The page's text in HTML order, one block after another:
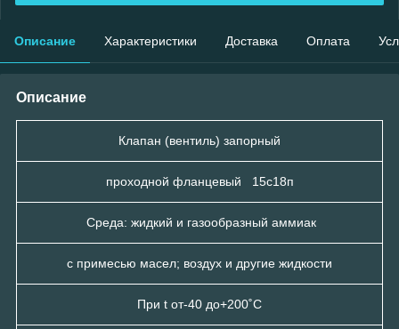
Описание Характеристики Доставка Оплата
Описание
Клапан (вентиль) запорный
проходной фланцевый 15с18п
Среда: жидкий и газообразный аммиак
с примесью масел; воздух и другие жидкости
При t от-40 до+200˚С